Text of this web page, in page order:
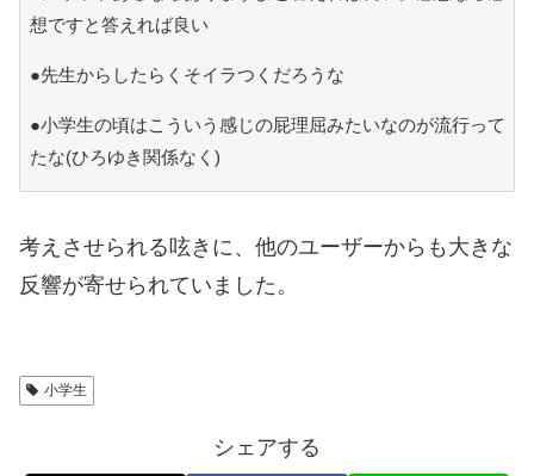
想ですと答えれば良い
●先生からしたらくそイラつくだろうな
●小学生の頃はこういう感じの屁理屈みたいなのが流行って
たな(ひろゆき関係なく)
考えさせられる呟きに、他のユーザーからも大きな
反響が寄せられていました。
小学生
シェアする